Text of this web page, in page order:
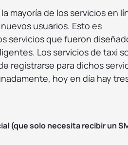
mayoría de los servicios en
usuarios. Esto es
servicios que fueron
Los servicios de taxi
registrarse para dichos
hoy en día hay
(que solo necesita recibir un